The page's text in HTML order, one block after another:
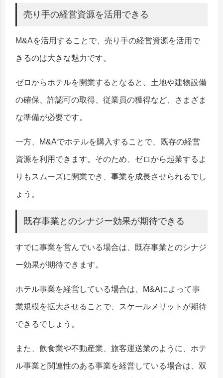
売り手の経営資源を活用できる
M&Aを活用することで、売り手の経営資源を活用で
きるのは大きな魅力です。
ゼロからホテルを開業するとなると、土地や建物設備
の確保、許認可の取得、従業員の獲得など、さまざま
な準備が必要です。
一方、M&Aでホテルを購入することで、既存の経営
資源を利用できます。そのため、ゼロから起業するよ
りもスムーズに開業でき、事業を成長させられるでし
ょう。
既存事業とのシナジー効果が期待できる
すでに事業を営んでいる場合は、既存事業とのシナジ
ー効果が期待できます。
ホテル事業を経営している場合は、M&Aによって事
業規模を拡大させることで、スケールメリットが期待
できるでしょう。
また、飲食業や不動産業、旅客運送業のように、ホテ
ル事業と関連性のある事業を経営している場合は、双